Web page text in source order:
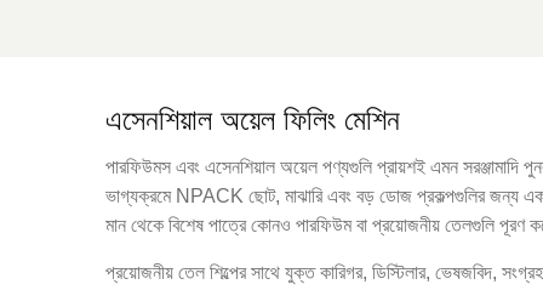
এসেনশিয়াল অয়েল ফিলিং মেশিন
পারফিউমস এবং এসেনশিয়াল অয়েল পণ্যগুলি প্রায়শই এমন সরঞ্জামাদি
ভাগ্যক্রমে NPACK ছোট, মাঝারি এবং বড় ডোজ প্রকল্পগুলির জন্য
মান থেকে বিশেষ পাত্রে কোনও পারফিউম বা প্রয়োজনীয় তেলগুলি পূরণ
প্রয়োজনীয় তেল শিল্পের সাথে যুক্ত কারিগর, ডিস্টিলার, ভেষজবিদ,